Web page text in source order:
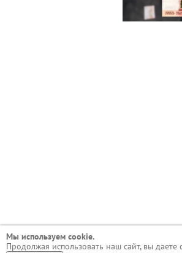
Мы используем сookie.
Продолжая использовать наш сайт, вы